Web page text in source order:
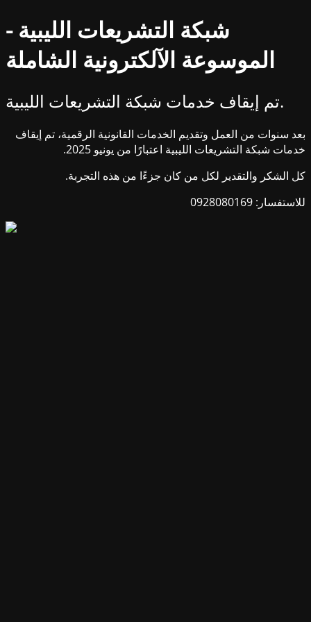
شبكة التشريعات الليبية -
الموسوعة الآلكترونية الشاملة
تم إيقاف خدمات شبكة التشريعات الليبية.
بعد سنوات من العمل وتقديم الخدمات القانونية الرقمية، تم إيقاف
خدمات شبكة التشريعات الليبية اعتبارًا من يونيو 2025.
كل الشكر والتقدير لكل من كان جزءًا من هذه التجربة.
للاستفسار: 0928080169